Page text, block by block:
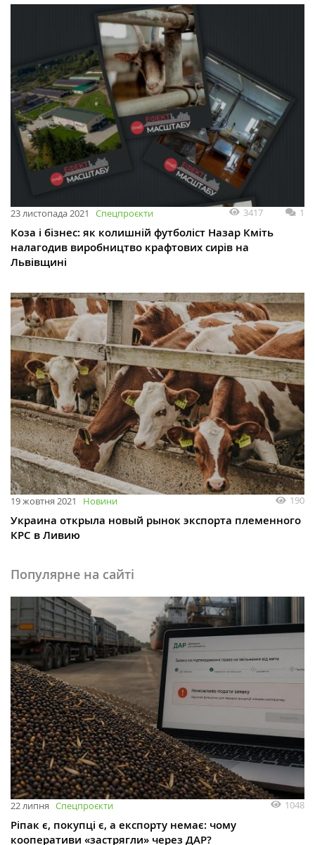
23 листопада 2021 Спецпроєкти 3417 1
Коза і бізнес: як колишній футболіст Назар Кміть
налагодив виробництво крафтових сирів на
Львівщині
19 жовтня 2021 Новини 190
Украина открыла новый рынок экспорта племенного
КРС в Ливию
Популярне на сайті
22 липня Спецпроєкти 1048
Ріпак є, покупці є, а експорту немає: чому
кооперативи «застрягли» через ДАР?